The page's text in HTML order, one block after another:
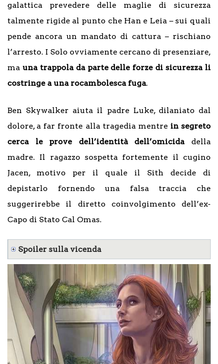
galattica prevedere delle maglie di sicurezza
talmente rigide al punto che Han e Leia – sui quali
pende ancora un mandato di cattura – rischiano
l’arresto. I Solo ovviamente cercano di presenziare,
ma una trappola da parte delle forze di sicurezza li
costringe a una rocambolesca fuga.
Ben Skywalker aiuta il padre Luke, dilaniato dal
dolore, a far fronte alla tragedia mentre in segreto
cerca le prove dell’identità dell’omicidadella
madre. Il ragazzo sospetta fortemente il cugino
Jacen, motivo per il quale il Sith decide di
depistarlo fornendo una falsa traccia che
suggerirebbe il diretto coinvolgimento dell’ex-
Capo di Stato Cal Omas.
Spoiler sulla vicenda